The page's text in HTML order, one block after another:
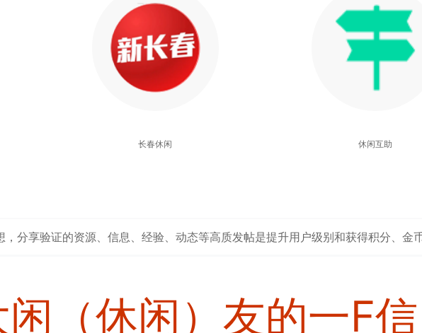
长春休闲 休闲互助
的资源、信息、经验、动态等高质发帖是提升用户级别和获得积分、金币的
（休闲）友的一F信